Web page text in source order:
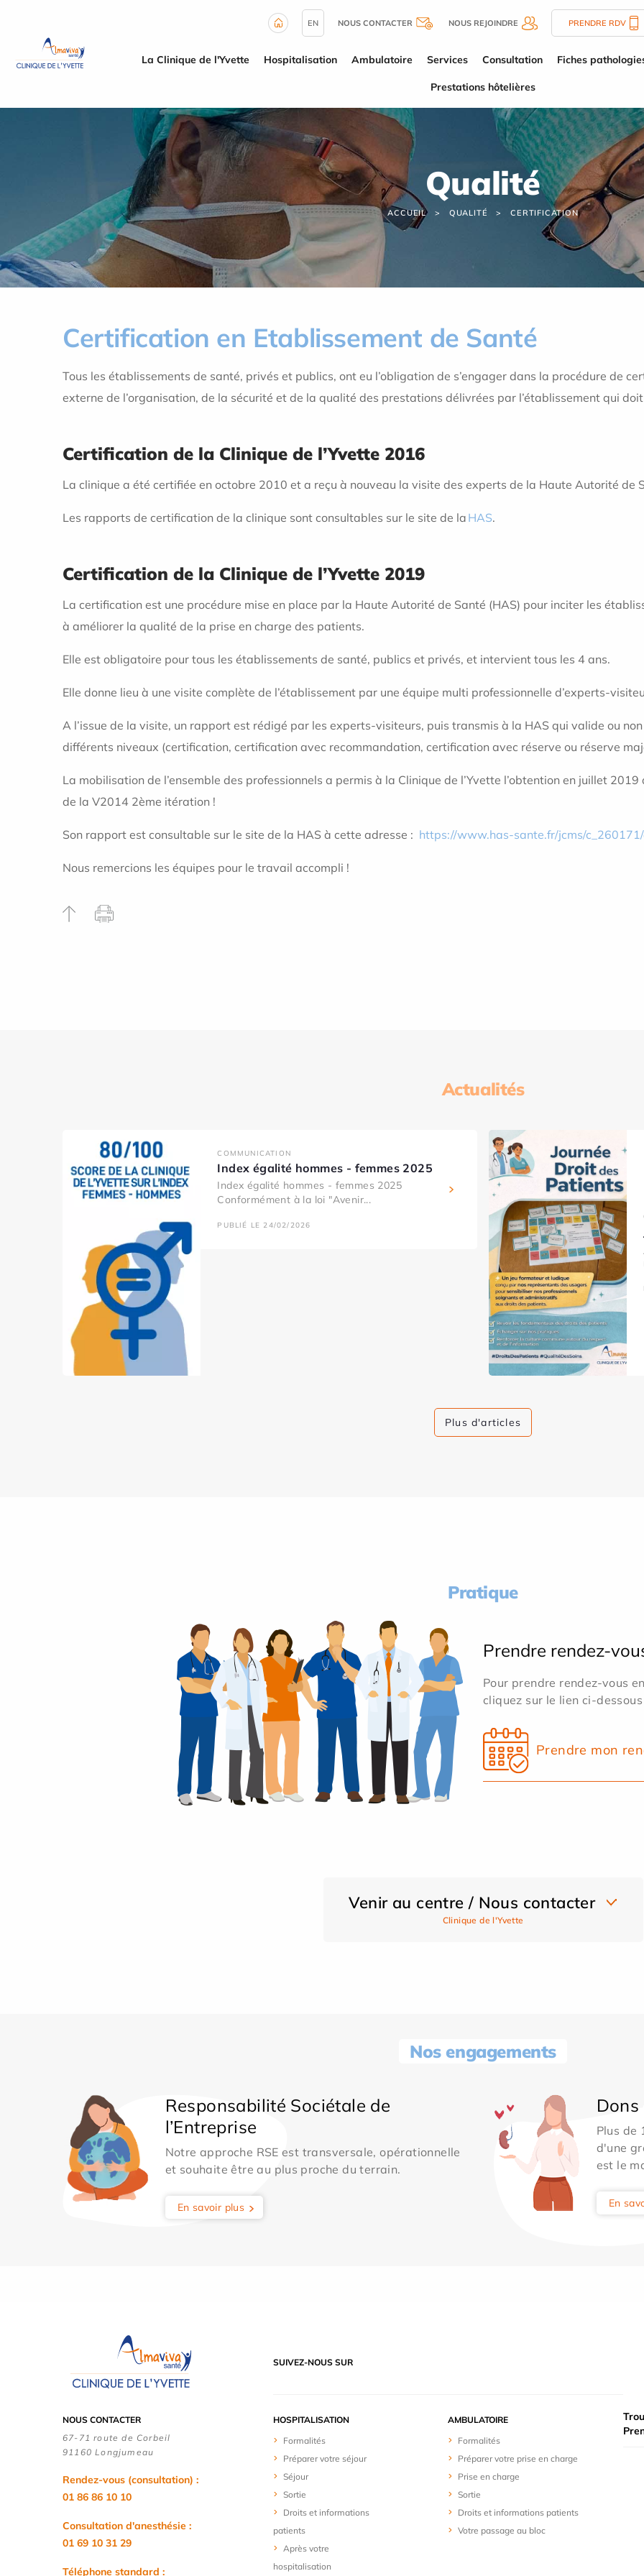
EN NOUS CONTACTER NOUS REJOINDRE PRENDRE RDV
La Clinique de l'Yvette Hospitalisation Ambulatoire Services Consultation Fiches
Prestations hôtelières
Qualité
ACCUEIL QUALITÉ CERTIFICATION
Certification en Etablissement de Santé
Tous les établissements de santé, privés et publics, ont eu l’obligation de s’engager dans la procédure de
externe de l’organisation, de la sécurité et de la qualité des prestations délivrées par l’établissement qui
Certification de la Clinique de l’Yvette 2016
La clinique a été certifiée en octobre 2010 et a reçu à nouveau la visite des experts de la Haute Autorité de
Les rapports de certification de la clinique sont consultables sur le site de la HAS.
Certification de la Clinique de l’Yvette 2019
La certification est une procédure mise en place par la Haute Autorité de Santé (HAS) pour inciter les
à améliorer la qualité de la prise en charge des patients.
Elle est obligatoire pour tous les établissements de santé, publics et privés, et intervient tous les 4 ans.
Elle donne lieu à une visite complète de l’établissement par une équipe multi professionnelle d’experts-
A l’issue de la visite, un rapport est rédigé par les experts-visiteurs, puis transmis à la HAS qui valide ou
différents niveaux (certification, certification avec recommandation, certification avec réserve ou réserve
La mobilisation de l’ensemble des professionnels a permis à la Clinique de l’Yvette l’obtention en juillet
de la V2014 2ème itération !
Son rapport est consultable sur le site de la HAS à cette adresse : https://www.has-sante.fr/jcms/
Nous remercions les équipes pour le travail accompli !
Actualités
COMMUNICATION
Index égalité hommes - femmes 2025
Index égalité hommes - femmes 2025
Conformément à la loi "Avenir...
PUBLIÉ LE 24/02/2026
Plus d'articles
Pratique
Prendre rendez-
Pour prendre rendez-vous
cliquez sur le lien ci-
Prendre mon
Venir au centre / Nous contacter
Clinique de l'Yvette
Nos engagements
Responsabilité Sociétale de
l’Entreprise
Notre approche RSE est transversale, opérationnelle
et souhaite être au plus proche du terrain.
En savoir plus
Plus de
d'une
est le
En
SUIVEZ-NOUS SUR
NOUS CONTACTER
67-71 route de Corbeil
91160 Longjumeau
Rendez-vous (consultation) :
01 86 86 10 10
Consultation d'anesthésie :
01 69 10 31 29
Téléphone standard :
HOSPITALISATION
Formalités
Préparer votre séjour
Séjour
Sortie
Droits et informations
patients
Après votre
hospitalisation
AMBULATOIRE
Formalités
Préparer votre prise en charge
Prise en charge
Sortie
Droits et informations patients
Votre passage au bloc